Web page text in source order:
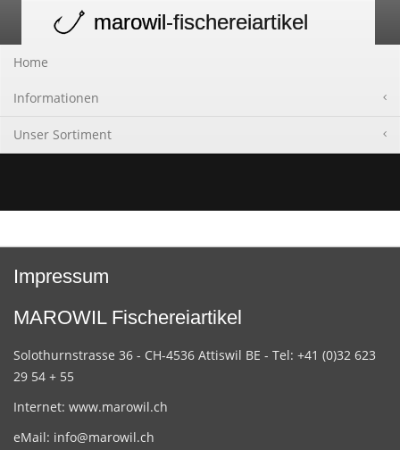
navigation
marowil-fischereiartikel
Home
Informationen
Unser Sortiment
Impressum
MAROWIL Fischereiartikel
Solothurnstrasse 36 - CH-4536 Attiswil BE - Tel: +41 (0)32 623
29 54 + 55
Internet: www.marowil.ch
eMail: info@marowil.ch